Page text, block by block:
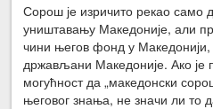
Сорош је изричито рекао само
уништавању Македоније, али
чини његов фонд у
држављани Македоније. Ако је
могућност да „македонски
његовог знања, не значи ли то